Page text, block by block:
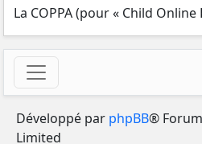
La COPPA (pour « Child
Act ») est une loi des États-
demande aux sites internet
des informations sur les
ans un consentement écrit
légaux des mineurs concernés.
cette loi s’applique également
Développé par phpBB®
Limited